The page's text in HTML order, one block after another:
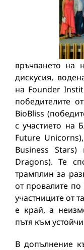
връчването на
дискусия,
на Founder
победителите
BioBliss
с участието на
Future
Business
Dragons). Те
трамплин за
от провалите
участниците от
е край, а
пътя към
В допълнение